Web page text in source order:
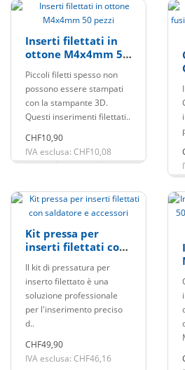
Inserti filettati in
ottone M4x4mm 50
Piccoli filetti spesso non
possono essere stampati
con la stampante 3D.
Questi inserimenti filettati..
CHF10,90
IVA esclusa: CHF10,08
Kit pressa per
inserti filettati con
accessori
Il kit di pressatura per
inserto filettato è una
soluzione professionale
per l'inserimento preciso
d..
CHF49,90
IVA esclusa: CHF46,16